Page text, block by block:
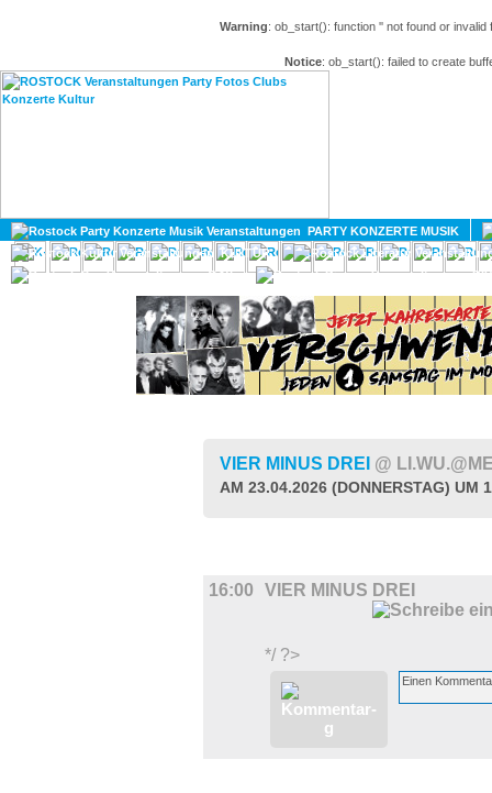
Warning: ob_start(): function '' not found or
Notice: ob_start(): failed to create
PARTY KONZERTE MUSIK
KULTUR
GAY
VIER MINUS DREI @
AM 23.04.2026 (DONNERSTAG) UM
16:00 VIER MINUS DREI
*/ ?>